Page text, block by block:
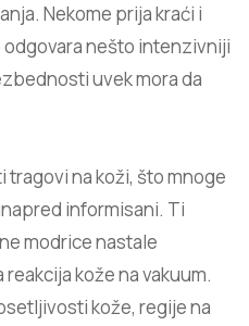
Nekome prija kraći i
nešto intenzivniji
uvek mora da
na koži, što mnoge
informisani. Ti
modrice nastale
kože na vakuum.
kože, regije na